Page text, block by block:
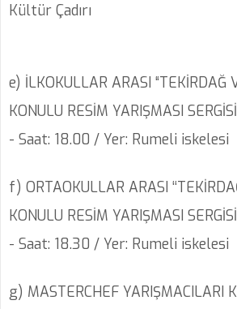
Kültür Çadırı
e) İLKOKULLAR ARASI “TEKİRDAĞ
KONULU RESİM YARIŞMASI
- Saat: 18.00 / Yer: Rumeli iskelesi
f) ORTAOKULLAR ARASI
KONULU RESİM YARIŞMASI
- Saat: 18.30 / Yer: Rumeli iskelesi
g) MASTERCHEF YARIŞMACILARI